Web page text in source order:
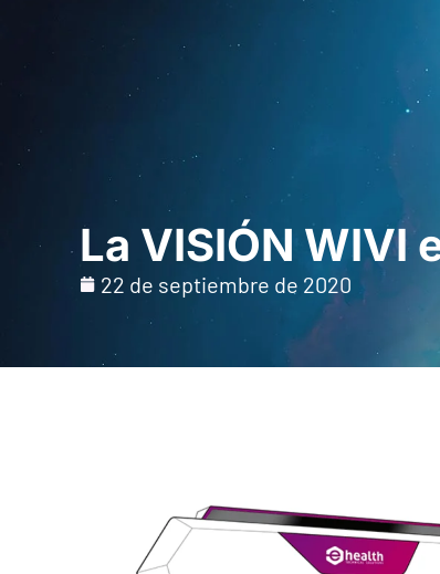
La VISIÓN
22 de septiembre de 2020